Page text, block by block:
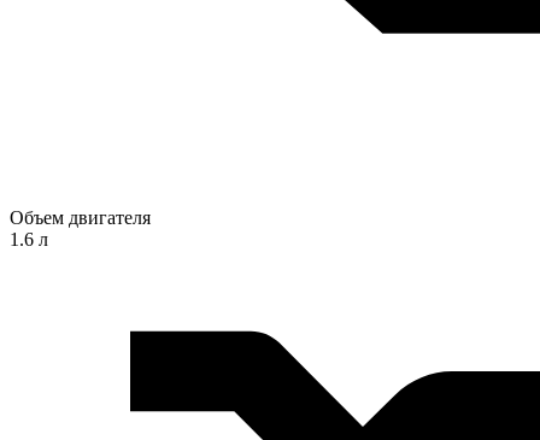
Объем двигателя
1.6 л